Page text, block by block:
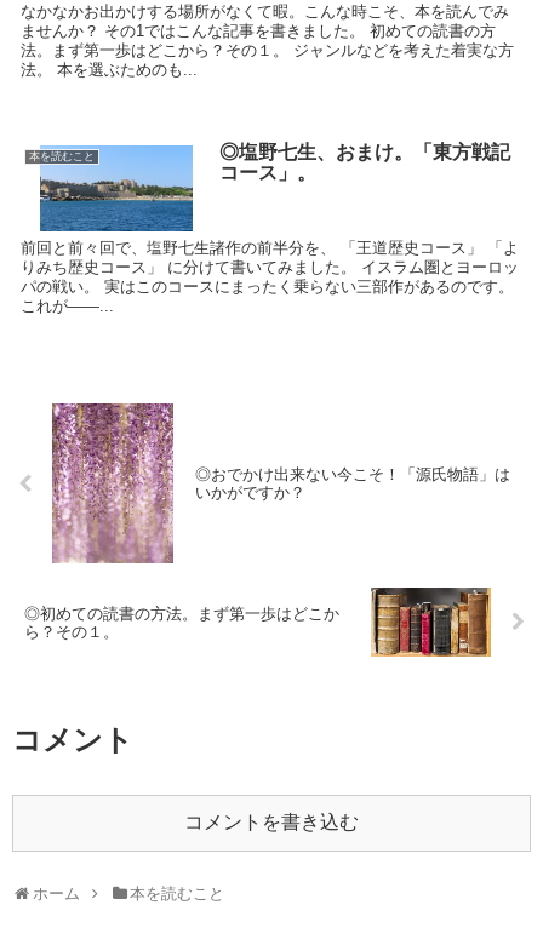
なかなかお出かけする場所がなくて暇。こんな時こそ、本を読んでみ
ませんか？ その1ではこんな記事を書きました。 初めての読書の方
法。まず第一歩はどこから？その１。 ジャンルなどを考えた着実な方
法。 本を選ぶためのも...
本を読むこと
◎塩野七生、おまけ。「東方戦記
コース」。
前回と前々回で、塩野七生諸作の前半分を、 「王道歴史コース」 「よ
りみち歴史コース」 に分けて書いてみました。 イスラム圏とヨーロッ
パの戦い。 実はこのコースにまったく乗らない三部作があるのです。
これが――...
◎おでかけ出来ない今こそ！「源氏物語」は
いかがですか？
◎初めての読書の方法。まず第一歩はどこか
ら？その１。
コメント
コメントを書き込む
ホーム 本を読むこと